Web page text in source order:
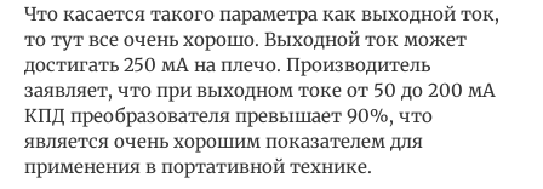
Что касается такого параметра как выходной ток,
то тут все очень хорошо. Выходной ток может
достигать 250 мА на плечо. Производитель
заявляет, что при выходном токе от 50 до 200 мА
КПД преобразователя превышает 90%, что
является очень хорошим показателем для
применения в портативной технике.